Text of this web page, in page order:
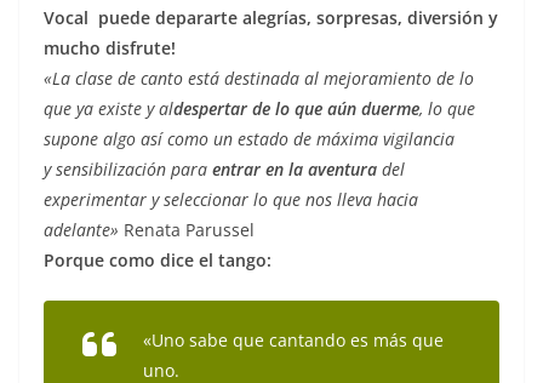
Vocal puede depararte alegrías, sorpresas, diversión y
mucho disfrute!
«La clase de canto está destinada al mejoramiento de lo
que ya existe y aldespertar de lo que aún duerme, lo que
supone algo así como un estado de máxima vigilancia
y sensibilización para entrar en la aventura del
experimentar y seleccionar lo que nos lleva hacia
adelante» Renata Parussel
Porque como dice el tango:
«Uno sabe que cantando es más que
uno.